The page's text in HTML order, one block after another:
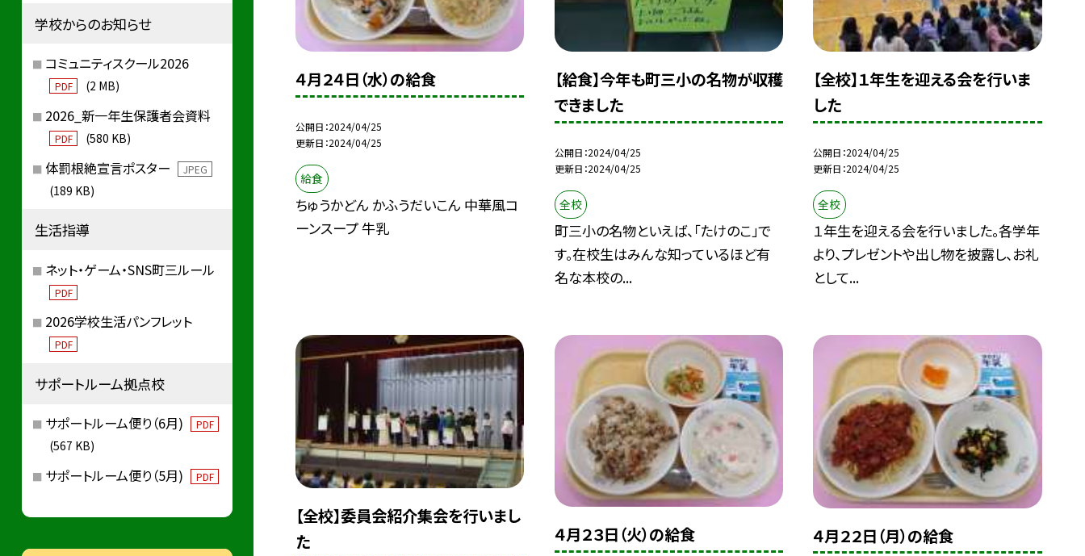
４月２４日（水）の給食
公開日 2024/04/25
更新日 2024/04/25
給食
ちゅうかどん かふうだいこん 中華風コ
ーンスープ 牛乳
【給食】今年も町三小の名物が収穫
できました
公開日 2024/04/25
更新日 2024/04/25
全校
町三小の名物といえば、「たけのこ」で
す。在校生はみんな知っているほど有
名な本校の...
【全校】１年生を迎える会を行いま
した
公開日 2024/04/25
更新日 2024/04/25
全校
１年生を迎える会を行いました。各学年
より、プレゼントや出し物を披露し、お礼
として...
【全校】委員会紹介集会を行いまし
た
４月２３日（火）の給食 ４月２２日（月）の給食
学校からのお知らせ
コミュニティスクール2026
PDF (2 MB)
2026_新一年生保護者会資料
PDF (580 KB)
体罰根絶宣言ポスター JPEG
(189 KB)
生活指導
ネット・ゲーム・SNS町三ルール
PDF
2026学校生活パンフレット
PDF
サポートルーム拠点校
サポートルーム便り（6月) PDF
(567 KB)
サポートルーム便り（5月) PDF